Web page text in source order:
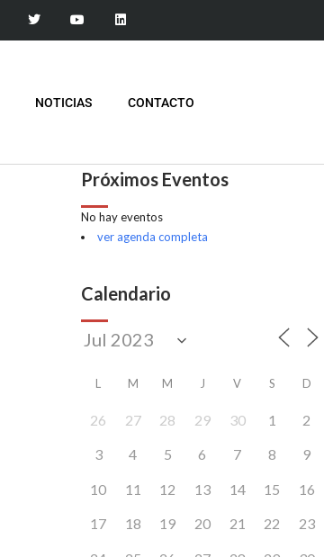
NOTICIAS CONTACTO
Próximos Eventos
No hay eventos
ver agenda completa
Calendario
L M M J V S D
26 27 28 29 30 1 2
3 4 5 6 7 8 9
10 11 12 13 14 15 16
17 18 19 20 21 22 23